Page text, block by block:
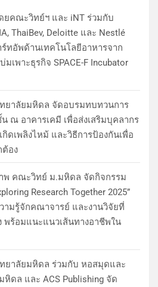
คณะวิทย์ฯ และ iNT ร่วมกับ
ThaiBev, Deloitte และ Nestlé
ทอัพด้านเทคโนโลยีอาหารจาก
เพาะธุรกิจ SPACE-F Incubator
ยาลัยมหิดล จัดอบรมทบทวนการ
ณ อาคารเคมี เพื่อส่งเสริมบุคลากร
ดเพลิงไหม้ และวิธีการป้องกันเพื่อ
ต้อง
พ คณะวิทย์ ม.มหิดล จัดกิจกรรม
Research Together 2025”
ามรู้จักคณาจารย์ และงานวิจัยที่
พร้อมแนะแนวเส้นทางอาชีพใน
ยาลัยมหิดล ร่วมกับ หอสมุดและ
ดล และ ACS Publishing จัด